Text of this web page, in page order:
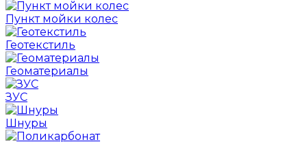
Пункт мойки колес
Геотекстиль
Геоматериалы
ЗУС
Шнуры